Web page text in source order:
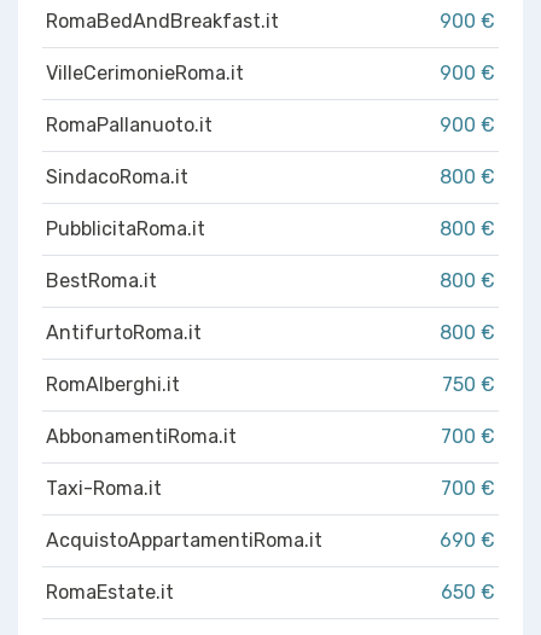
RomaBedAndBreakfast.it 900 €
VilleCerimonieRoma.it 900 €
RomaPallanuoto.it 900 €
SindacoRoma.it 800 €
PubblicitaRoma.it 800 €
BestRoma.it 800 €
AntifurtoRoma.it 800 €
RomAlberghi.it 750 €
AbbonamentiRoma.it 700 €
Taxi-Roma.it 700 €
AcquistoAppartamentiRoma.it 690 €
RomaEstate.it 650 €